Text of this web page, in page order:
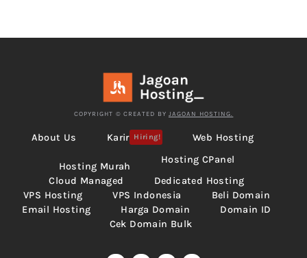
COPYRIGHT © CREATED BY JAGOAN HOSTING.
About Us Karir Hiring! Web Hosting
Hosting Murah
Hosting CPanel
Cloud Managed
Dedicated Hosting
VPS Hosting
VPS Indonesia
Beli Domain
Email Hosting
Harga Domain
Domain ID
Cek Domain Bulk